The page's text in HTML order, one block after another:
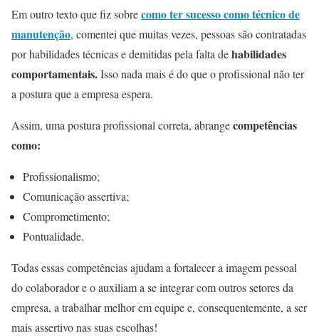
Em outro texto que fiz sobrecomo ter sucesso como técnico de
manutenção, comentei que muitas vezes, pessoas são contratadas
por habilidades técnicas e demitidas pela falta dehabilidades
comportamentais.Isso nada mais é do que o profissional não ter
a postura que a empresa espera.
Assim, uma postura profissional correta, abrangecompetências
como:
Profissionalismo;
Comunicação assertiva;
Comprometimento;
Pontualidade.
Todas essas competências ajudam a fortalecer a imagem pessoal
do colaborador e o auxiliam a se integrar com outros setores da
empresa, a trabalhar melhor em equipe e, consequentemente, a ser
mais assertivo nas suas escolhas!